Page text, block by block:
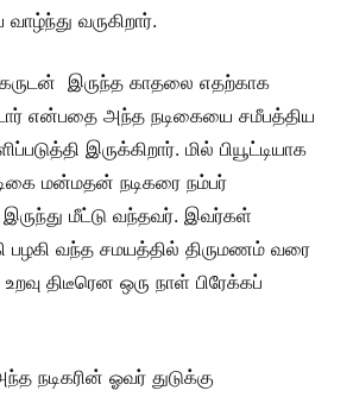
வருகிறார்.
இருந்த காதலை எதற்காக
என்பதை அந்த நடிகையை சமீபத்திய
இருக்கிறார். மில் பியூட்டியாக
மன்மதன் நடிகரை நம்பர்
இருந்து மீட்டு வந்தவர். இவர்கள்
பழகி வந்த சமயத்தில் திருமணம் வரை
திடீரென ஒரு நாள் பிரேக்கப்
நடிகரின் ஓவர் துடுக்கு